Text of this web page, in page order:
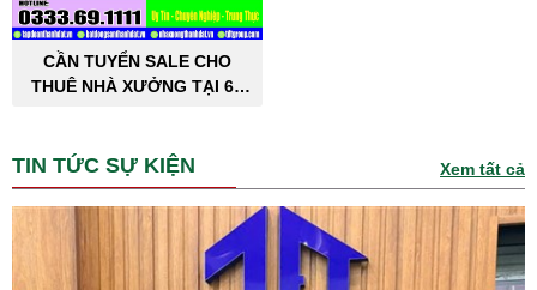
CẦN TUYỂN SALE CHO
THUÊ NHÀ XƯỞNG TẠI 63
TIN TỨC SỰ KIỆN Xem tất cả